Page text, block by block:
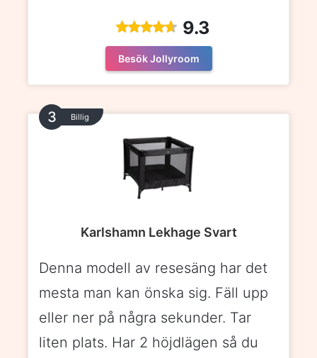
9.3
Besök Jollyroom
Billig
Karlshamn Lekhage Svart
Denna modell av resesäng har det
mesta man kan önska sig. Fäll upp
eller ner på några sekunder. Tar
liten plats. Har 2 höjdlägen så du